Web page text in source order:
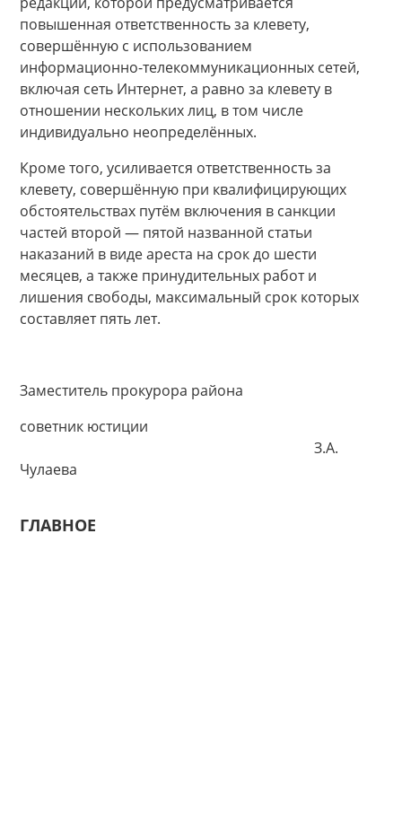
повышенная ответственность за клевету,
совершённую с использованием
информационно-телекоммуникационных сетей,
включая сеть Интернет, а равно за клевету в
отношении нескольких лиц, в том числе
индивидуально неопределённых.
Кроме того, усиливается ответственность за
клевету, совершённую при квалифицирующих
обстоятельствах путём включения в санкции
частей второй — пятой названной статьи
наказаний в виде ареста на срок до шести
месяцев, а также принудительных работ и
лишения свободы, максимальный срок которых
составляет пять лет.
Заместитель прокурора района
советник юстиции
З.А.
Чулаева
ГЛАВНОЕ